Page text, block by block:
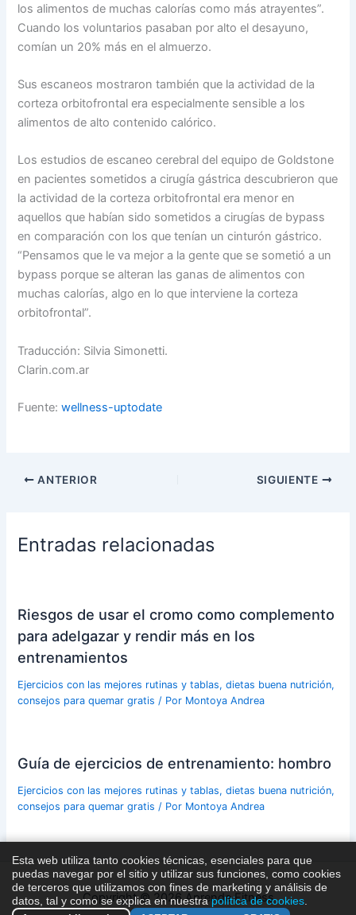
los alimentos de muchas calorías como más atrayentes”.
Cuando los voluntarios pasaban por alto el desayuno,
comían un 20% más en el almuerzo.
Sus escaneos mostraron también que la actividad de la
corteza orbitofrontal era especialmente sensible a los
alimentos de alto contenido calórico.
Los estudios de escaneo cerebral del equipo de Goldstone
en pacientes sometidos a cirugía gástrica descubrieron que
la actividad de la corteza orbitofrontal era menor en
aquellos que habían sido sometidos a cirugías de bypass
en comparación con los que tenían un cinturón gástrico.
“Pensamos que le va mejor a la gente que se sometió a un
bypass porque se alteran las ganas de alimentos con
muchas calorías, algo en lo que interviene la corteza
orbitofrontal”.
Traducción: Silvia Simonetti.
Clarin.com.ar
Fuente:wellness-uptodate
ANTERIOR SIGUIENTE
Entradas relacionadas
Riesgos de usar el cromo como complemento
para adelgazar y rendir más en los
entrenamientos
Ejercicios con las mejores rutinas y tablas, dietas buena nutrición,
consejos para quemar gratis / Por Montoya Andrea
Guía de ejercicios de entrenamiento: hombro
Ejercicios con las mejores rutinas y tablas, dietas buena nutrición,
consejos para quemar gratis / Por Montoya Andrea
Copyright © 2026 Aprende Fitness
Esta web utiliza tanto cookies técnicas, esenciales para que
puedas navegar por el sitio y utilizar sus funciones, como cookies
de terceros que utilizamos con fines de marketing y análisis de
datos, tal y como se explica en nuestrapolítica de cookies